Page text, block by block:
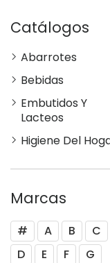
Catálogos
Abarrotes
Bebidas
Embutidos Y
Lacteos
Higiene Del
Marcas
# A B
C
D
E F
G